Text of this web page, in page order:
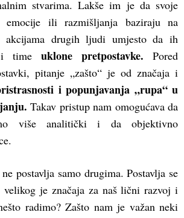
stvarima. Lakše im je da svoje
emocije ili razmišljanja baziraju na
akcijama drugih ljudi umjesto da ih
i time uklone pretpostavke. Pored
pitanje „zašto“ je od značaja i
i popunjavanja „rupa“ u
Takav pristup nam omogućava da
više analitički i da objektivno
postavlja samo drugima. Postavlja se
je značaja za naš lični razvoj i
radimo? Zašto nam je važan neki